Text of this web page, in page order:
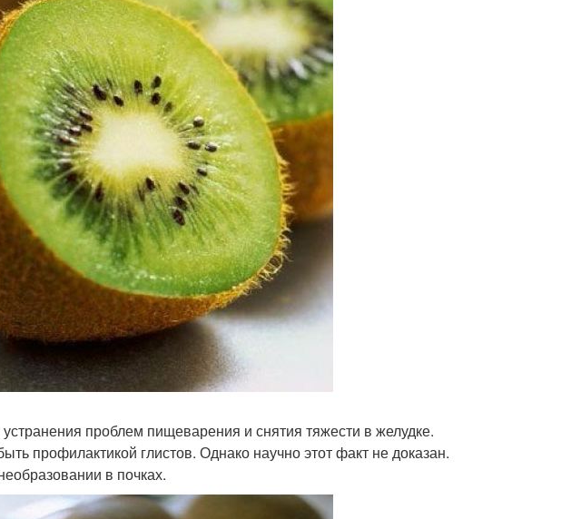
проблем пищеварения и снятия тяжести в желудке.
профилактикой глистов. Однако научно этот факт не доказан.
в почках.